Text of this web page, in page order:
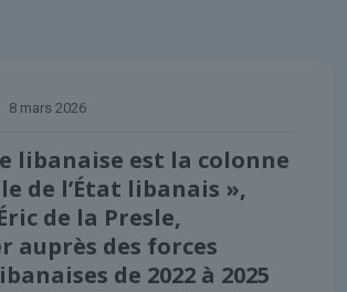
8 mars 2026
libanaise est la colonne
de l’État libanais »,
de la Presle,
auprès des forces
de 2022 à 2025